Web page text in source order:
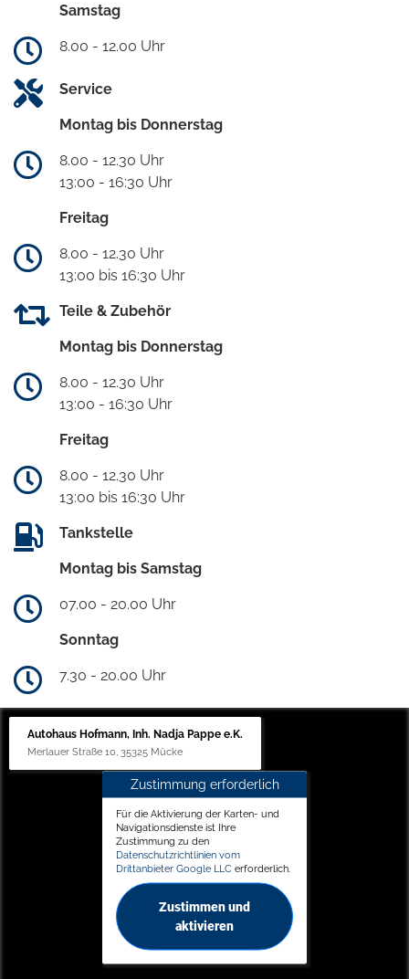
Samstag
8.00 - 12.00 Uhr
Service
Montag bis Donnerstag
8.00 - 12.30 Uhr
13:00 - 16:30 Uhr
Freitag
8.00 - 12.30 Uhr
13:00 bis 16:30 Uhr
Teile & Zubehör
Montag bis Donnerstag
8.00 - 12.30 Uhr
13:00 - 16:30 Uhr
Freitag
8.00 - 12.30 Uhr
13:00 bis 16:30 Uhr
Tankstelle
Montag bis Samstag
07.00 - 20.00 Uhr
Sonntag
7.30 - 20.00 Uhr
Autohaus Hofmann, Inh. Nadja Pappe e.K.
Merlauer Straße 10, 35325 Mücke
Zustimmung erforderlich
Für die Aktivierung der Karten- und
Navigationsdienste ist Ihre
Zustimmung zu den
Datenschutzrichtlinien vom
Drittanbieter Google LLC erforderlich.
Zustimmen und
aktivieren